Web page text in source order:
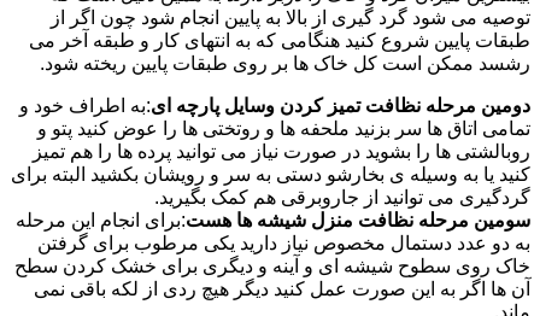
توصیه می شود گرد گیری از بالا به پایین انجام شود چون اگر از
طبقات پایین شروع کنید هنگامی که به انتهای کار و طبقه آخر می
رشسد ممکن است کل خاک ها بر روی طبقات پایین ریخته شود.
دومین مرحله نظافت تمیز کردن وسایل پارچه ای:به اطراف خود و
تمامی اتاق ها سر بزنید ملحفه ها و روتختی ها را عوض کنید پتو و
روبالشتی ها را بشوید در صورت نیاز می توانید پرده ها را هم تمیز
کنید یا به وسیله ی بخارشو دستی به سر و رویشان بکشید البته برای
گردگیری می توانید از جاروبرقی هم کمک بگیرید.
سومین مرحله نظافت منزل شیشه ها هست:برای انجام این مرحله
به دو عدد دستمال مخصوص نیاز دارید یکی مرطوب برای گرفتن
خاک روی سطوح شیشه ای و آینه و دیگری برای خشک کردن سطح
آن ها اگر به این صورت عمل کنید دیگر هیچ ردی از لکه باقی نمی